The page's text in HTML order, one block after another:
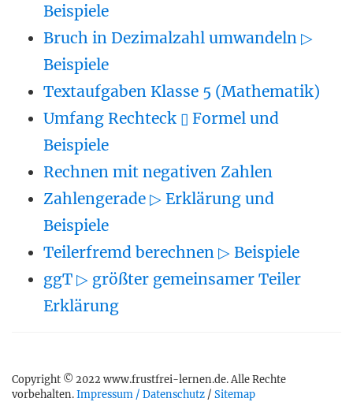
Beispiele
Bruch in Dezimalzahl umwandeln ▷
Beispiele
Textaufgaben Klasse 5 (Mathematik)
Umfang Rechteck ▯ Formel und
Beispiele
Rechnen mit negativen Zahlen
Zahlengerade ▷ Erklärung und
Beispiele
Teilerfremd berechnen ▷ Beispiele
ggT ▷ größter gemeinsamer Teiler
Erklärung
Copyright © 2022 www.frustfrei-lernen.de. Alle Rechte
vorbehalten.Impressum / Datenschutz / Sitemap